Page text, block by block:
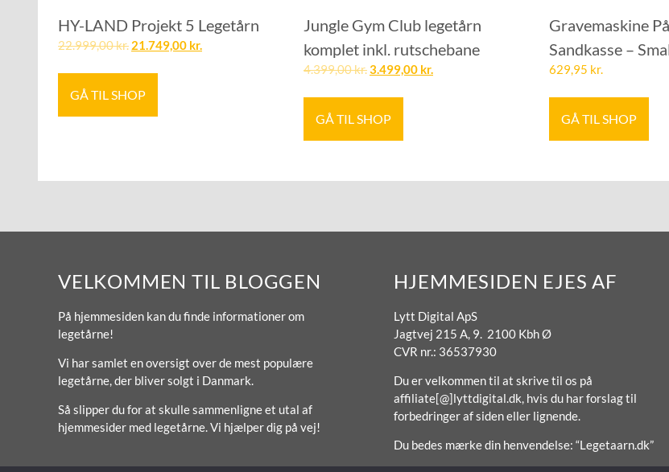
HY-LAND Projekt 5 Legetårn
22.999,00kr. 21.749,00 kr.
GÅ TIL SHOP
Jungle Gym Club legetårn
komplet inkl. rutschebane
4.399,00kr.3.499,00 kr.
GÅ TIL SHOP
Gravemaskine
Sandkasse –
629,95 kr.
GÅ TIL SHOP
VELKOMMEN TIL BLOGGEN
På hjemmesiden kan du finde informationer om
legetårne!
Vi har samlet en oversigt over de mest populære
legetårne, der bliver solgt i Danmark.
Så slipper du for at skulle sammenligne et utal af
hjemmesider med legetårne. Vi hjælper dig på vej!
HJEMMESIDEN EJES AF
Lytt Digital ApS
Jagtvej 215 A, 9. 2100 Kbh Ø
CVR nr.: 36537930
Du er velkommen til at skrive til os på
affiliate[@]lyttdigital.dk, hvis du har forslag til
forbedringer af siden eller lignende.
Du bedes mærke din henvendelse: “Legetaarn.dk”